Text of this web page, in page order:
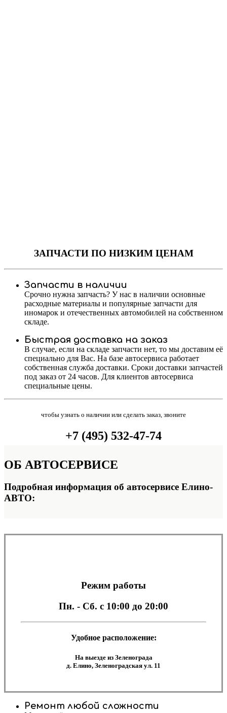
ЗАПЧАСТИПО НИЗКИМ ЦЕНАМ
Запчасти в наличии
Срочно нужна запчасть? У нас в наличии основные
расходные материалы и популярные запчасти для
иномарок и отечественных автомобилей на собственном
складе.
Быстрая доставка на заказ
В случае, если на складе запчасти нет, то мы доставим её
специально для Вас. На базе автосервиса работает
собственная служба доставки. Сроки доставки запчастей
под заказ от 24 часов. Для клиентов автосервиса
специальные цены.
чтобы узнать о наличии или сделать заказ, звоните
+7 (495) 532-47-74
ОБ АВТОСЕРВИСЕ
Подробная информация об автосервисе Елино-
АВТО:
Режим работы
Пн. - Сб. с 10:00 до 20:00
Удобное расположение:
На выезде из Зеленограда
д. Елино, Зеленоградская ул. 11
Ремонт любой сложности